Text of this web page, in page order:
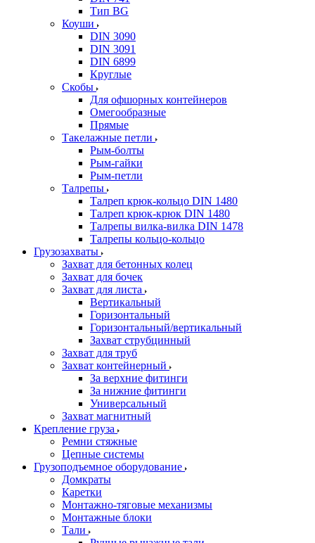
Тип BG
Коуши
DIN 3090
DIN 3091
DIN 6899
Круглые
Скобы
Для офшорных контейнеров
Омегообразные
Прямые
Такелажные петли
Рым-болты
Рым-гайки
Рым-петли
Талрепы
Талреп крюк-кольцо DIN 1480
Талреп крюк-крюк DIN 1480
Талрепы вилка-вилка DIN 1478
Талрепы кольцо-кольцо
Грузозахваты
Захват для бетонных колец
Захват для бочек
Захват для листа
Вертикальный
Горизонтальный
Горизонтальный/вертикальный
Захват струбцинный
Захват для труб
Захват контейнерный
За верхние фитинги
За нижние фитинги
Универсальный
Захват магнитный
Крепление груза
Ремни стяжные
Цепные системы
Грузоподъемное оборудование
Домкраты
Каретки
Монтажно-тяговые механизмы
Монтажные блоки
Тали